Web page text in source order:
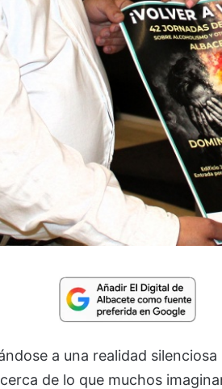
a una realidad
de lo que muchos